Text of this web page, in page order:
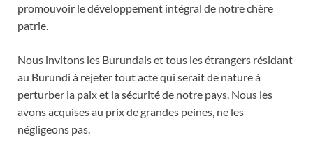
promouvoir le développement intégral de notre chère
patrie.
Nous invitons les Burundais et tous les étrangers résidant
au Burundi à rejeter tout acte qui serait de nature à
perturber la paix et la sécurité de notre pays. Nous les
avons acquises au prix de grandes peines, ne les
négligeons pas.